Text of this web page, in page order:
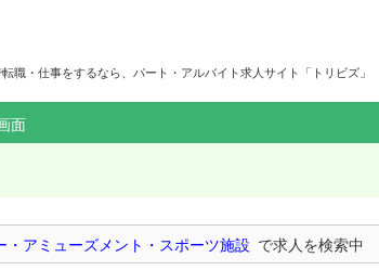
職・仕事をするなら、パート・アルバイト求人サイト「トリビズ」
面
・アミューズメント・スポーツ施設 で求人を検索中